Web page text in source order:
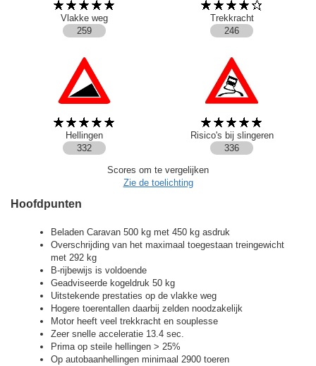
Vlakke weg
Trekkracht
259
246
Hellingen
Risico's bij slingeren
332
336
Scores om te vergelijken
Zie de toelichting
Hoofdpunten
Beladen Caravan 500 kg met 450 kg asdruk
Overschrijding van het maximaal toegestaan treingewicht
met 292 kg
B-rijbewijs is voldoende
Geadviseerde kogeldruk 50 kg
Uitstekende prestaties op de vlakke weg
Hogere toerentallen daarbij zelden noodzakelijk
Motor heeft veel trekkracht en souplesse
Zeer snelle acceleratie 13.4 sec.
Prima op steile hellingen > 25%
Op autobaanhellingen minimaal 2900 toeren